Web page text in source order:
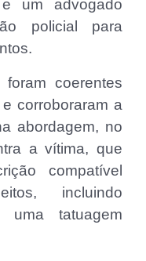
um advogado
policial para
coerentes
corroboraram a
abordagem, no
a vítima, que
compatível
incluindo
uma tatuagem